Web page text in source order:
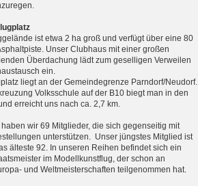
ist etwa 2 ha groß und verfügt über eine 80
Unser Clubhaus mit einer großen
Überdachung lädt zum geselligen Verweilen
ein.
liegt an der Gemeindegrenze Parndorf/Neudorf.
Volksschule auf der B10 biegt man in den
erreicht uns nach ca. 2,7 km.
wir 69 Mitglieder, die sich gegenseitig mit
unterstützen. Unser jüngstes Mitglied ist
älteste 92. In unseren Reihen befindet sich ein
im Modellkunstflug, der schon an
und Weltmeister­schaften teilgenommen hat.